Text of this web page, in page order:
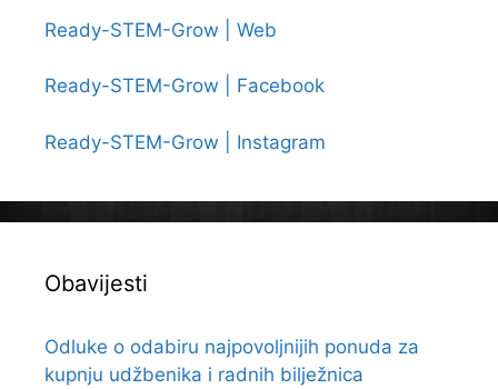
Ready-STEM-Grow | Web
Ready-STEM-Grow | Facebook
Ready-STEM-Grow | Instagram
Obavijesti
Odluke o odabiru najpovoljnijih ponuda za
kupnju udžbenika i radnih bilježnica